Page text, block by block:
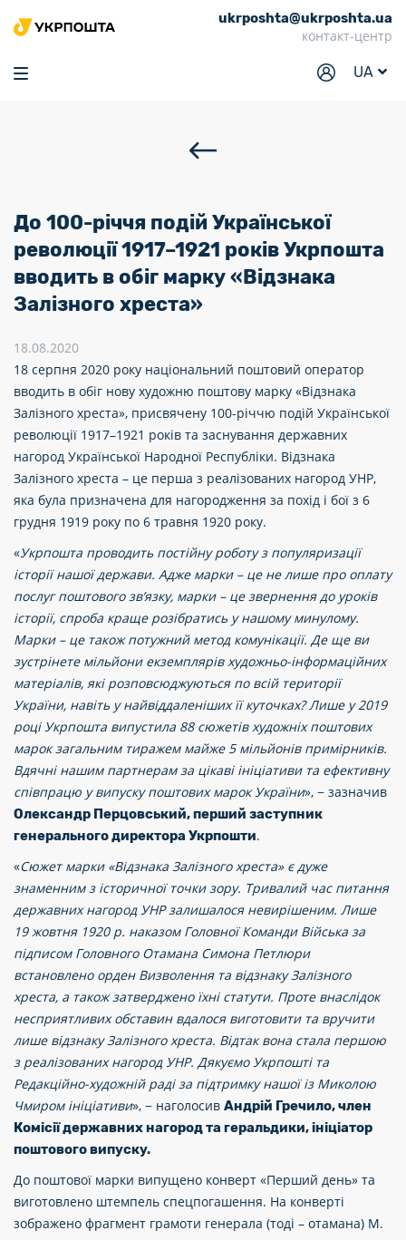
ukrposhta@ukrposhta.ua
контакт-центр
UA
Головна
Маркет
Відділення
Філателія
Кар’єра
Для бізнесу
До 100-річчя подій Української
революції 1917–1921 років Укрпошта
вводить в обіг марку «Відзнака
Залізного хреста»
18.08.2020
18 серпня 2020 року національний поштовий оператор
вводить в обіг нову художню поштову марку «Відзнака
Залізного хреста», присвячену 100-річчю подій Української
революції 1917–1921 років та заснування державних
нагород Української Народної Республіки. Відзнака
Залізного хреста – це перша з реалізованих нагород УНР,
яка була призначена для нагородження за похід і бої з 6
грудня 1919 року по 6 травня 1920 року.
«Укрпошта проводить постійну роботу з популяризації
історії нашої держави. Адже марки – це не лише про оплату
послуг поштового зв’язку, марки – це звернення до уроків
історії, спроба краще розібратись у нашому минулому.
Марки – це також потужний метод комунікації. Де ще ви
зустрінете мільйони екземплярів художньо-інформаційних
матеріалів, які розповсюджуються по всій території
України, навіть у найвіддаленіших її куточках? Лише у 2019
році Укрпошта випустила 88 сюжетів художніх поштових
марок загальним тиражем майже 5 мільйонів примірників.
Вдячні нашим партнерам за цікаві ініціативи та ефективну
співпрацю у випуску поштових марок України», − зазначив
Олександр Перцовський, перший заступник
генерального директора Укрпошти.
«Сюжет марки «Відзнака Залізного хреста» є дуже
знаменним з історичної точки зору. Тривалий час питання
державних нагород УНР залишалося невирішеним. Лише
19 жовтня 1920 р. наказом Головної Команди Війська за
підписом Головного Отамана Симона Петлюри
встановлено орден Визволення та відзнаку Залізного
хреста, а також затверджено їхні статути. Проте внаслідок
несприятливих обставин вдалося виготовити та вручити
лише відзнаку Залізного хреста. Відтак вона стала першою
з реалізованих нагород УНР. Дякуємо Укрпошті та
Редакційно-художній раді за підтримку нашої із Миколою
Чмиром ініціативи», − наголосив Андрій Гречило, член
Комісії державних нагород та геральдики, ініціатор
поштового випуску.
До поштової марки випущено конверт «Перший день» та
виготовлено штемпель спецпогашення. На конверті
зображено фрагмент грамоти генерала (тоді – отамана) М.